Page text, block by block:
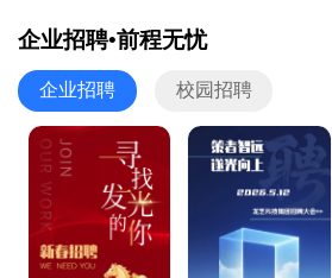
企业招聘•前程无忧
企业招聘 校园招聘